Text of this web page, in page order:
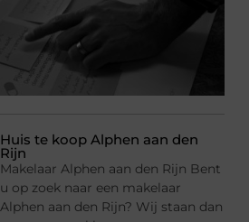
Huis te koop Alphen aan den
Rijn
Makelaar Alphen aan den Rijn Bent
u op zoek naar een makelaar
Alphen aan den Rijn? Wij staan dan